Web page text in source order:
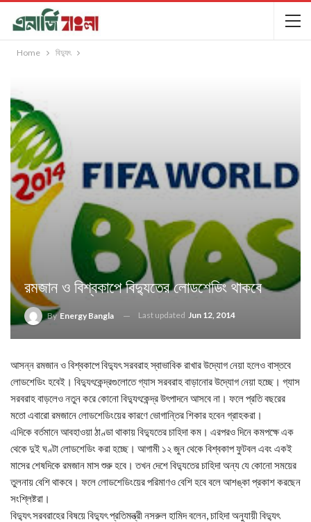
Home বিদ্যুৎ
রমজান ও বিশ্বকাপে বিদ্যুতের লোডশেডিং থাকবে
By Energy Bangla Last updated Jun 12, 2014
আসন্ন রমজান ও বিশ্বকাপে বিদ্যুৎ সরবরাহ স্বাভাবিক রাখার উদ্যোগ নেয়া হলেও বাস্তবে
লোডশেডিং হবেই। বিদ্যুৎকেন্দ্রগুলোতে গ্যাস সরবরাহ বাড়ানোর উদ্যোগ নেয়া হচ্ছে। গ্যাস
সরবরাহ বাড়লেও নতুন করে কোনো বিদ্যুৎকেন্দ্র উৎপাদনে আসবে না। ফলে প্রতি বছরের
মতো এবারো রমজানে লোডশেডিংয়ের কারণে ভোগান্তির শিকার হবেন গ্রাহকরা।
এদিকে বর্তমানে আবহাওয়া ঠাণ্ডা থাকায় বিদ্যুতের চাহিদা কম। এরপরও দিনে কমপক্ষে এক
থেকে দুই ঘণ্টা লোডশেডিং করা হচ্ছে। আগামী ১২ জুন থেকে বিশ্বকাপ ফুটবল এবং একই
মাসের শেষদিকে রমজান মাস শুরু হবে। তখন দেশে বিদ্যুতের চাহিদা অন্য যে কোনো সময়ের
তুলনায় বেশি থাকবে। ফলে লোডশেডিংয়ের পরিমাণও বেশি হবে বলে আশঙ্কা প্রকাশ করছেন
সংশ্লিষ্টরা।
বিদ্যুৎ সরবরাহের বিষয়ে বিদ্যুৎ প্রতিমন্ত্রী নসরুল হামিদ বলেন, চাহিদা অনুযায়ী বিদ্যুৎ